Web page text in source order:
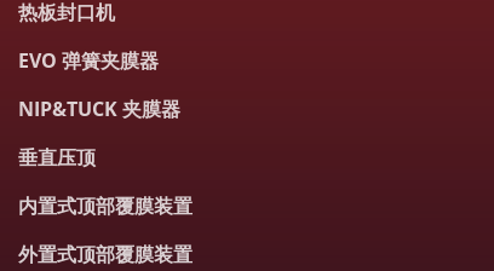
热板封口机
EVO 弹簧夹膜器
NIP&TUCK 夹膜器
垂直压顶
内置式顶部覆膜装置
外置式顶部覆膜装置